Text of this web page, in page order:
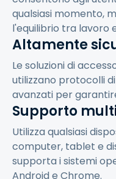
qualsiasi momento,
l'equilibrio tra lavoro
Altamente
Le soluzioni di
utilizzano protocolli
avanzati per
Supporto
Utilizza qualsiasi
computer, tablet e
supporta i sistemi
Android e Chrome.